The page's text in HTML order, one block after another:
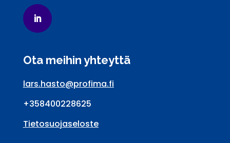
Ota meihin yhteyttä
lars.hasto@profima.fi
+358400228625
Tietosuojaseloste